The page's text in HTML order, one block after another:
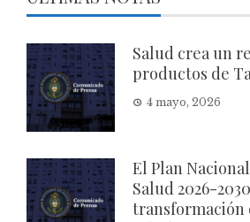
Salud crea un
productos de
4 mayo, 2026
El Plan
Salud 2026-
transformación